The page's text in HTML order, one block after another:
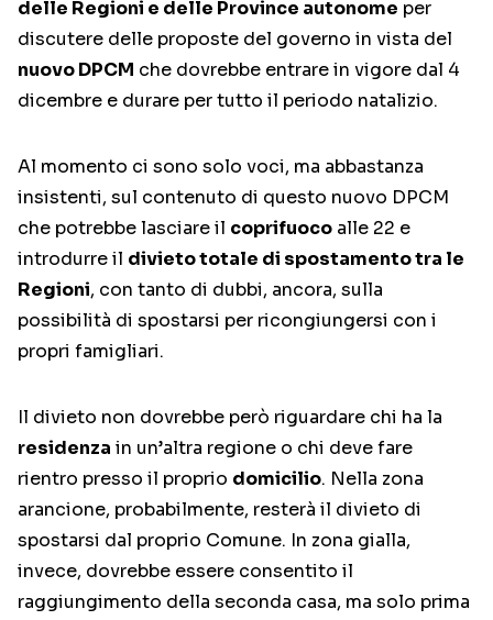
delle Regioni e delle Province autonome per
discutere delle proposte del governo in vista del
nuovo DPCM che dovrebbe entrare in vigore dal 4
dicembre e durare per tutto il periodo natalizio.
Al momento ci sono solo voci, ma abbastanza
insistenti, sul contenuto di questo nuovo DPCM
che potrebbe lasciare il coprifuoco alle 22 e
introdurre il divieto totale di spostamento tra le
Regioni, con tanto di dubbi, ancora, sulla
possibilità di spostarsi per ricongiungersi con i
propri famigliari.
Il divieto non dovrebbe però riguardare chi ha la
residenza in un’altra regione o chi deve fare
rientro presso il proprio domicilio. Nella zona
arancione, probabilmente, resterà il divieto di
spostarsi dal proprio Comune. In zona gialla,
invece, dovrebbe essere consentito il
raggiungimento della seconda casa, ma solo prima